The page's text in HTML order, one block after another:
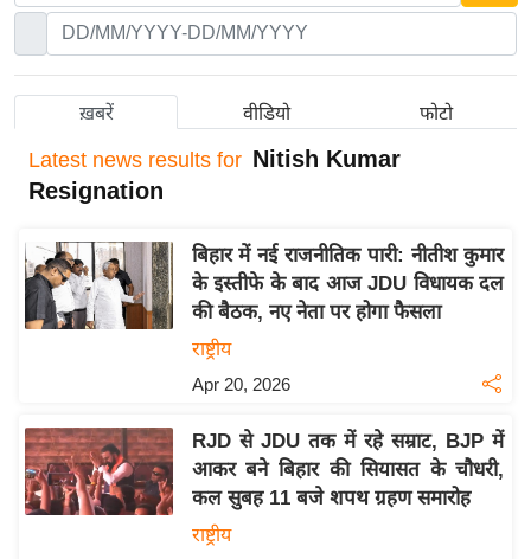
र
ष्ट्री
अं
त
ष्ट्री
य
बि
उ
द्यो
ग
ख़बरें वीडियो फोटो
Latest news results for Nitish Kumar
Resignation
बिहार में नई राजनीतिक पारी: नीतीश कुमार
के इस्तीफे के बाद आज JDU विधायक दल
की बैठक, नए नेता पर होगा फैसला
राष्ट्रीय
Apr 20, 2026
RJD से JDU तक में रहे सम्राट, BJP में
आकर बने बिहार की सियासत के चौधरी,
कल सुबह 11 बजे शपथ ग्रहण समारोह
राष्ट्रीय